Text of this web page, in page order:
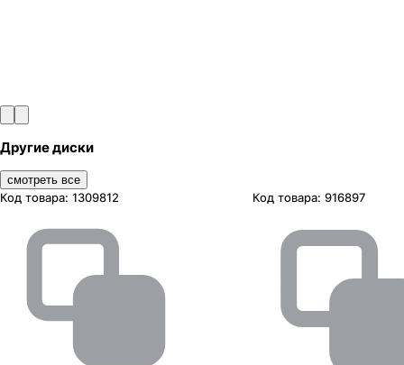
Другие диски
смотреть все
Код товара: 1309812 Код товара: 916897